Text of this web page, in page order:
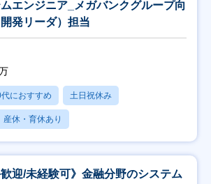
ムエンジニア_メガバンクグループ向
発リーダ）担当
におすすめ 土日祝休み
産休・育休あり
歓迎/未経験可》金融分野のシステム